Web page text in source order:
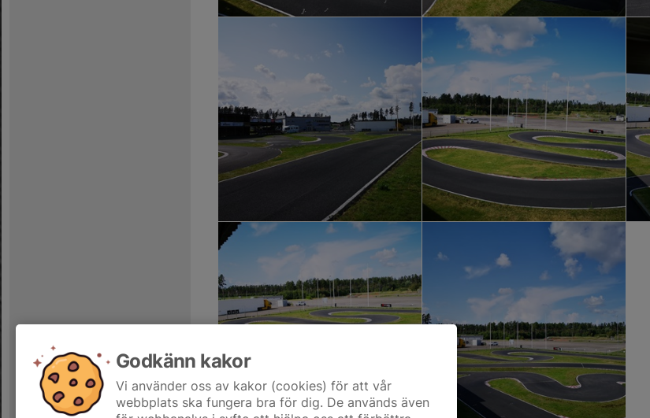
Godkänn kakor
Vi använder oss av kakor (cookies) för att vår
webbplats ska fungera bra för dig. De används även